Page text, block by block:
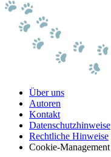
Über uns
Autoren
Kontakt
Datenschutzhinweise
Rechtliche Hinweise
Cookie-Management